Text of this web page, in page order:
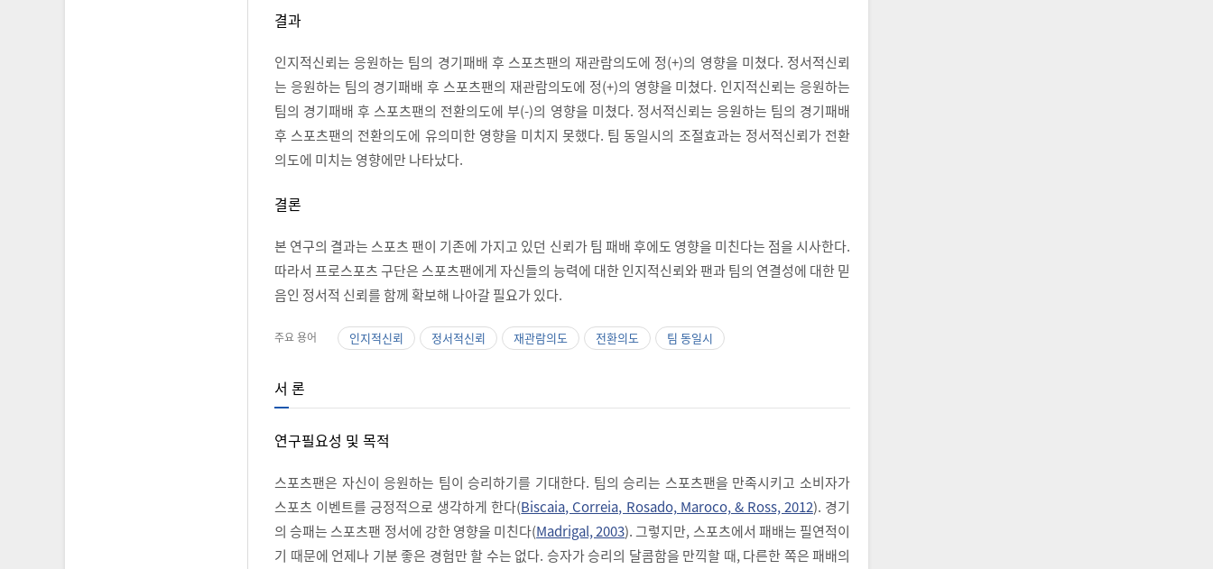
결과
인지적신뢰는 응원하는 팀의 경기패배 후 스포츠팬의 재관람의도에 정(+)의 영향을 미쳤다. 정서적신뢰
는 응원하는 팀의 경기패배 후 스포츠팬의 재관람의도에 정(+)의 영향을 미쳤다. 인지적신뢰는 응원하는
팀의 경기패배 후 스포츠팬의 전환의도에 부(-)의 영향을 미쳤다. 정서적신뢰는 응원하는 팀의 경기패배
후 스포츠팬의 전환의도에 유의미한 영향을 미치지 못했다. 팀 동일시의 조절효과는 정서적신뢰가 전환
의도에 미치는 영향에만 나타났다.
결론
본 연구의 결과는 스포츠 팬이 기존에 가지고 있던 신뢰가 팀 패배 후에도 영향을 미친다는 점을 시사한다.
따라서 프로스포츠 구단은 스포츠팬에게 자신들의 능력에 대한 인지적신뢰와 팬과 팀의 연결성에 대한 믿
음인 정서적 신뢰를 함께 확보해 나아갈 필요가 있다.
주요 용어 인지적신뢰 정서적신뢰 재관람의도 전환의도 팀 동일시
서 론
연구필요성 및 목적
스포츠팬은 자신이 응원하는 팀이 승리하기를 기대한다. 팀의 승리는 스포츠팬을 만족시키고 소비자가
스포츠 이벤트를 긍정적으로 생각하게 한다(Biscaia, Correia, Rosado, Maroco, & Ross, 2012). 경기
의 승패는 스포츠팬 정서에 강한 영향을 미친다(Madrigal, 2003). 그렇지만, 스포츠에서 패배는 필연적이
기 때문에 언제나 기분 좋은 경험만 할 수는 없다. 승자가 승리의 달콤함을 만끽할 때, 다른한 쪽은 패배의